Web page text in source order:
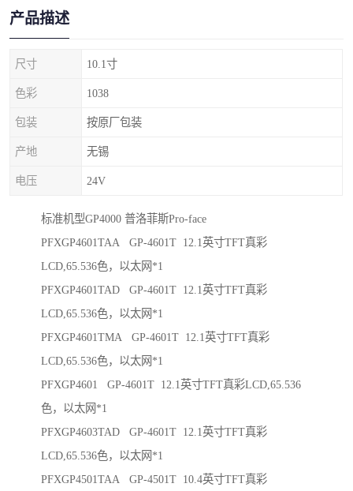
产品描述
尺寸 10.1寸
色彩 1038
包装 按原厂包装
产地 无锡
电压 24V
标准机型GP4000 普洛菲斯Pro-face
PFXGP4601TAA GP-4601T 12.1英寸TFT真彩
LCD,65.536色，以太网*1
PFXGP4601TAD GP-4601T 12.1英寸TFT真彩
LCD,65.536色，以太网*1
PFXGP4601TMA GP-4601T 12.1英寸TFT真彩
LCD,65.536色，以太网*1
PFXGP4601 GP-4601T 12.1英寸TFT真彩LCD,65.536
色，以太网*1
PFXGP4603TAD GP-4601T 12.1英寸TFT真彩
LCD,65.536色，以太网*1
PFXGP4501TAA GP-4501T 10.4英寸TFT真彩